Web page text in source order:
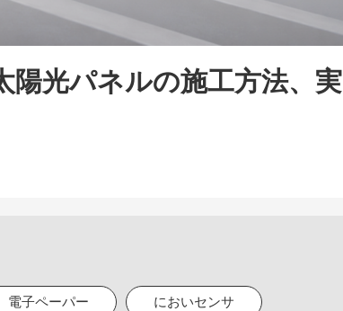
陽光パネルの施工方法、実
電子ペーパー においセンサ